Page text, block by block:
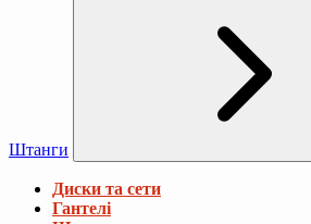
Штанги
Диски та сети
Гантелі